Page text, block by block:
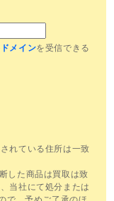
ドメインを受信できる
れている住所は一致
した商品は買取は致
当社にて処分または